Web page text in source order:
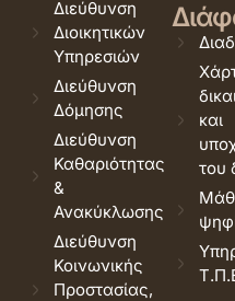
Διεύθυνση
Διοικητικών
Υπηρεσιών
Διεύθυνση
Δόμησης
Διεύθυνση
Καθαριότητας
&
Ανακύκλωσης
Διεύθυνση
Κοινωνικής
Προστασίας,
και
του